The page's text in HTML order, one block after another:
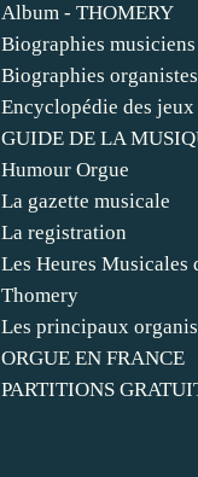
Album - THOMERY
Biographies musiciens
Biographies
Encyclopédie des
GUIDE DE LA
Humour Orgue
La gazette musicale
La registration
Les Heures Musicales
Thomery
Les principaux
ORGUE EN FRANCE
PARTITIONS